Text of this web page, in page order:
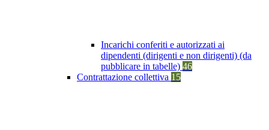
Incarichi conferiti e autorizzati ai
dipendenti (dirigenti e non dirigenti) (da
pubblicare in tabelle) 46
Contrattazione collettiva 15